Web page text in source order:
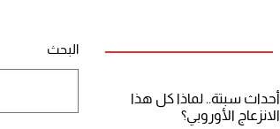
أحداث سبتة.. لماذا كل هذا
الانزعاج الأوروبي؟
البحث